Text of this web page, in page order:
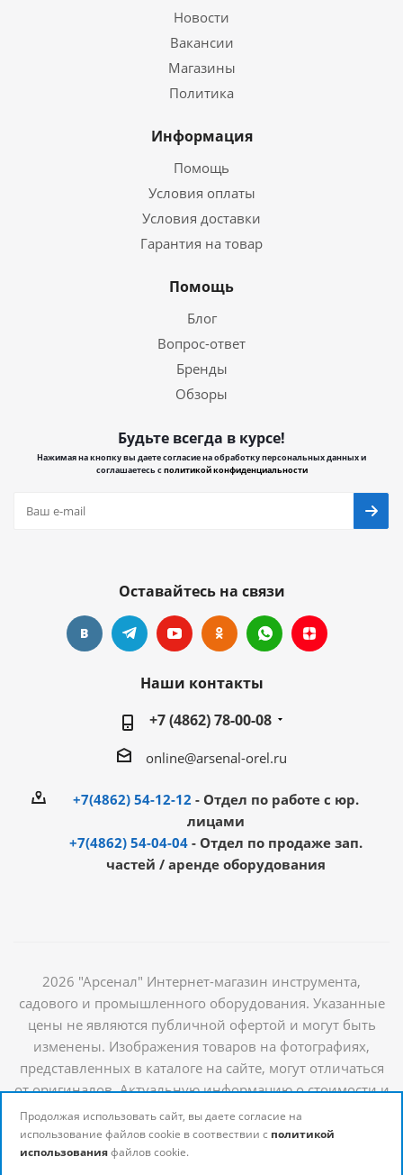
Новости
Вакансии
Магазины
Политика
Информация
Помощь
Условия оплаты
Условия доставки
Гарантия на товар
Помощь
Блог
Вопрос-ответ
Бренды
Обзоры
Будьте всегда в курсе!
Нажимая на кнопку вы даете согласие на обработку персональных данных и
соглашаетесь сполитикой конфиденциальности
Оставайтесь на связи
Наши контакты
+7 (4862) 78-00-08
online@arsenal-orel.ru
+7(4862) 54-12-12 - Отдел по работе с юр.
лицами
+7(4862) 54-04-04 - Отдел по продаже зап.
частей / аренде оборудования
2026 "Арсенал" Интернет-магазин инструмента,
садового и промышленного оборудования. Указанные
цены не являются публичной офертой и могут быть
изменены. Изображения товаров на фотографиях,
представленных в каталоге на сайте, могут отличаться
от оригиналов. Актуальную информацию о стоимости и
наличии товаров можно получить у наших
менеджеров
Продолжая использовать сайт, вы даете согласие на
использование файлов cookie в соотвествии с политикой
использованияфайлов cookie.